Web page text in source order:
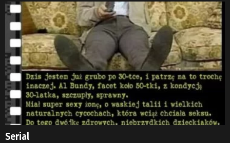
Serial